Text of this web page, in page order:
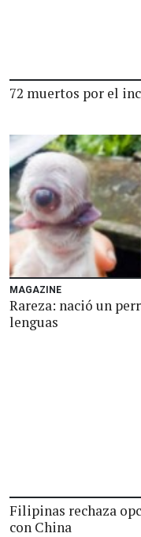
72 muertos por el
MAGAZINE
Rareza: nació un
lenguas
Filipinas rechaza
con China